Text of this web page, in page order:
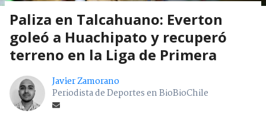
Paliza en Talcahuano: Everton
goleó a Huachipato y recuperó
terreno en la Liga de Primera
Javier Zamorano
Periodista de Deportes en BioBioChile